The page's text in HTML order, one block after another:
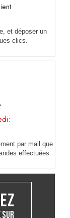
et déposer un
clics.
par mail que
effectuées